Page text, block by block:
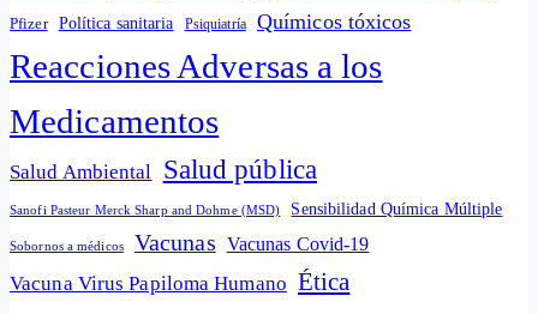
Pfizer Política sanitaria Psiquiatría Químicos tóxicos
Reacciones Adversas a los
Medicamentos
Salud Ambiental Salud pública
Sanofi Pasteur Merck Sharp and Dohme (MSD) Sensibilidad Química Múltiple
Sobornos a médicos Vacunas Vacunas Covid-19
Vacuna Virus Papiloma Humano Ética